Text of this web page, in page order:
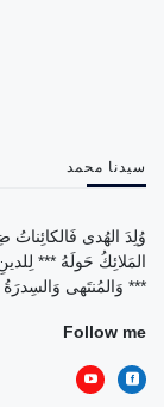
سيدنا محمد
وُلِدَ الهُدى فَالكائِناتُ
المَلائِكُ حَولَهُ ***
*** وَالمُنتَهى وَالسِدرَةُ
Follow me